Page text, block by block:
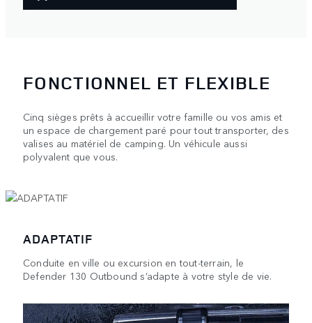
FONCTIONNEL ET FLEXIBLE
Cinq sièges prêts à accueillir votre famille ou vos amis et
un espace de chargement paré pour tout transporter, des
valises au matériel de camping. Un véhicule aussi
polyvalent que vous.
ADAPTATIF
Conduite en ville ou excursion en tout-terrain, le
Defender 130 Outbound s’adapte à votre style de vie.
1/3